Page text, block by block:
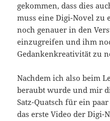
gekommen, dass dies
muss eine Digi-Novel zu
noch genauer in den
einzugreifen und ihm
Gedankenkreativität zu
Nachdem ich also beim
beraubt wurde und mir
Satz-Quatsch für ein
das erste Video der